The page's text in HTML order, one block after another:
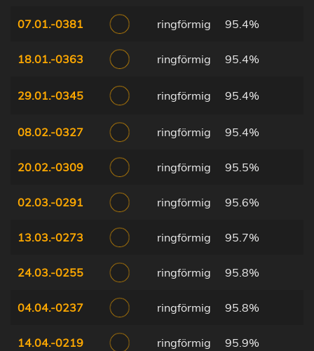
07.01.-0381 ringförmig 95.4%
18.01.-0363 ringförmig 95.4%
29.01.-0345 ringförmig 95.4%
08.02.-0327 ringförmig 95.4%
20.02.-0309 ringförmig 95.5%
02.03.-0291 ringförmig 95.6%
13.03.-0273 ringförmig 95.7%
24.03.-0255 ringförmig 95.8%
04.04.-0237 ringförmig 95.8%
14.04.-0219 ringförmig 95.9%